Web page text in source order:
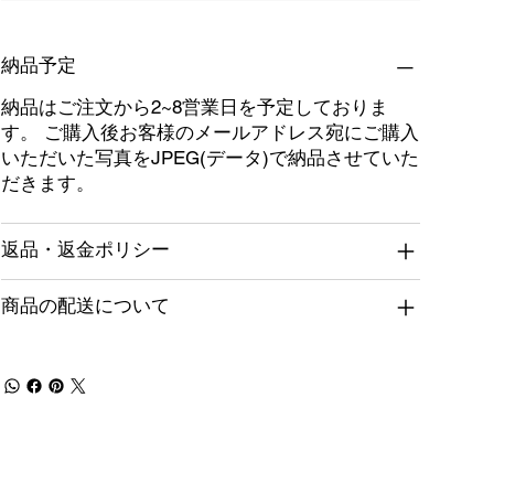
納品予定
納品はご注文から2~8営業日を予定しておりま
す。 ご購入後お客様のメールアドレス宛にご購入
いただいた写真をJPEG(データ)で納品させていた
だきます。
返品・返金ポリシー
商品の配送について